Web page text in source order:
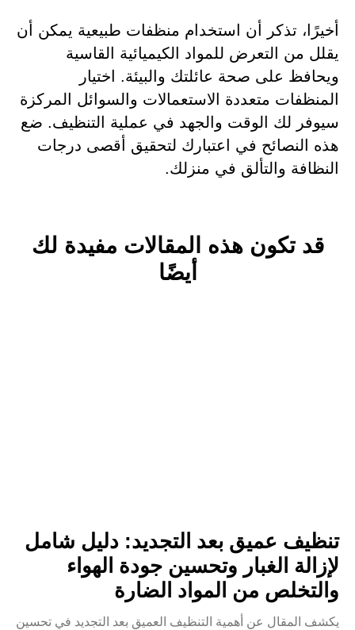
أخيرًا، تذكر أن استخدام منظفات طبيعية يمكن أن
يقلل من التعرض للمواد الكيميائية القاسية
ويحافظ على صحة عائلتك والبيئة. اختيار
المنظفات متعددة الاستعمالات والسوائل المركزة
سيوفر لك الوقت والجهد في عملية التنظيف. ضع
هذه النصائح في اعتبارك لتحقيق أقصى درجات
النظافة والتألق في منزلك.
قد تكون هذه المقالات مفيدة لك
أيضًا
تنظيف عميق بعد التجديد: دليل شامل
لإزالة الغبار وتحسين جودة الهواء
والتخلص من المواد الضارة
يكشف المقال عن أهمية التنظيف العميق بعد التجديد في تحسين